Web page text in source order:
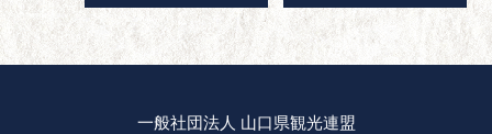
一般社団法人 山口県観光連盟